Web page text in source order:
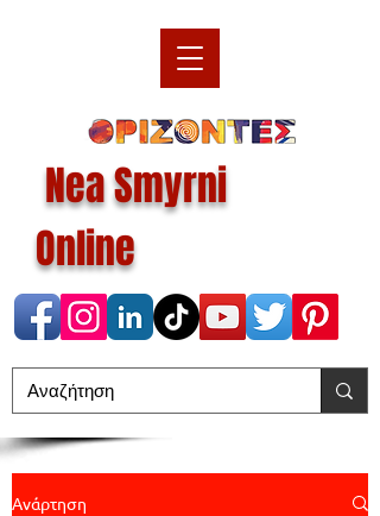
Nea Smyrni
Online
Ανάρτηση